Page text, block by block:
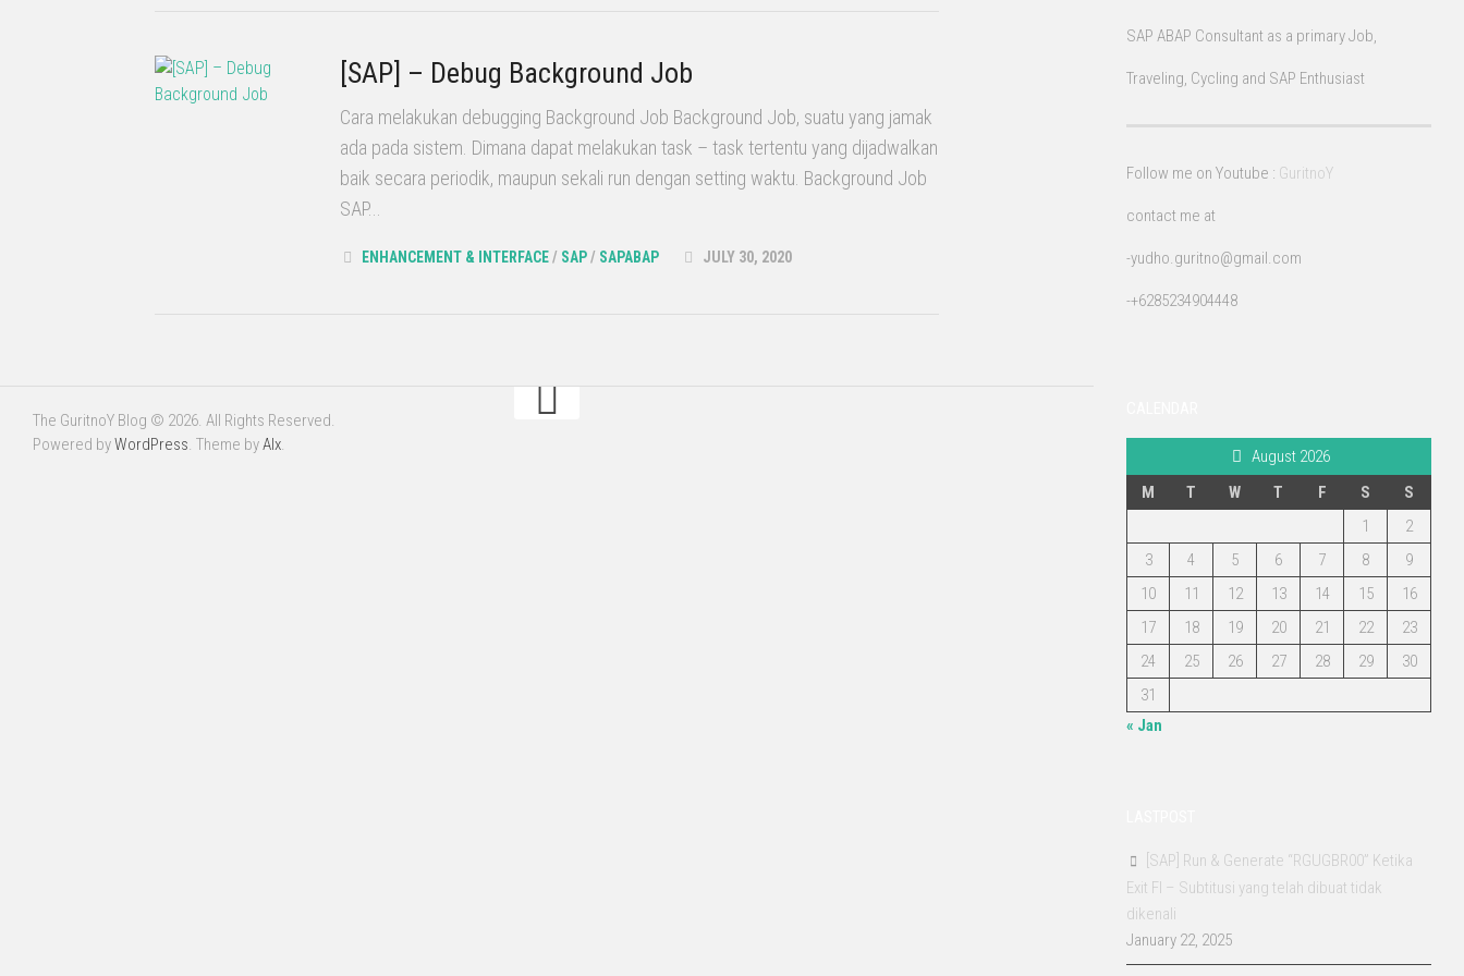
PM
PS
QM
Sales
[SAP] – Debug Background Job
Cara melakukan debugging Background Job Background Job, suatu yang jamak
ada pada sistem. Dimana dapat melakukan task – task tertentu yang dijadwalkan
baik secara periodik, maupun sekali run dengan setting waktu. Background Job
SAP...
ENHANCEMENT & INTERFACE/ SAP/ SAPABAP JULY 30, 2020
The GuritnoY Blog © 2026. All Rights Reserved.
Powered byWordPress. Theme byAlx.
SAP ABAP Consultant as a primary Job,
Traveling, Cycling and SAP Enthusiast
Follow me on Youtube : GuritnoY
contact me at
-yudho.guritno@gmail.com
-+6285234904448
August 2026
M
T W T F S
S
1
2
3
4 5 6 7 8
9
10
11 12 13 14 15
16
17
18 19 20 21 22
23
24
25 26 27 28 29
30
31
« Jan
[SAP] Run & Generate “RGUGBR00” Ketika
Exit FI – Subtitusi yang telah dibuat tidak
dikenali
January 22, 2025